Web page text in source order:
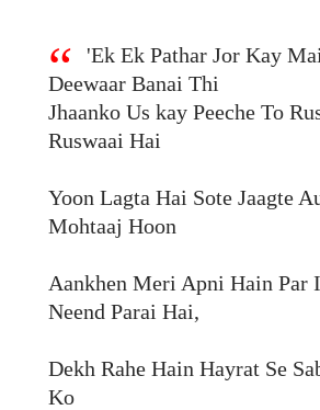
'Ek Ek Pathar Jor Kay
Deewaar Banai Thi
Jhaanko Us kay Peeche To
Ruswaai Hai
Yoon Lagta Hai Sote Jaagte
Mohtaaj Hoon
Aankhen Meri Apni Hain Par
Neend Parai Hai,
Dekh Rahe Hain Hayrat Se
Ko